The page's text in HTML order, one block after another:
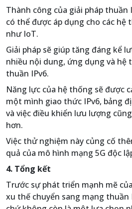
Thành công của giải pháp thuần
có thể được áp dụng cho các
như IoT.
Giải pháp sẽ giúp tăng đáng kể
nhiều nội dung, ứng dụng và hệ
thuần IPv6.
Năng lực của hệ thống sẽ được
một mình giao thức IPv6, bảng
và việc điều khiển lưu lượng
hơn.
Việc thử nghiệm này củng cố
quả của mô hình mạng 5G độc
4. Tổng kết
Trước sự phát triển mạnh mẽ
xu thế chuyển sang mạng thuần